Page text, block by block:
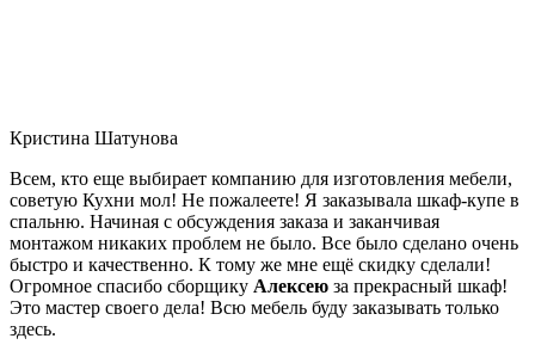
Кристина Шатунова
Всем, кто еще выбирает компанию для изготовления мебели,
советую Кухни мол! Не пожалеете! Я заказывала шкаф-купе в
спальню. Начиная с обсуждения заказа и заканчивая
монтажом никаких проблем не было. Все было сделано очень
быстро и качественно. К тому же мне ещё скидку сделали!
Огромное спасибо сборщику Алексею за прекрасный шкаф!
Это мастер своего дела! Всю мебель буду заказывать только
здесь.